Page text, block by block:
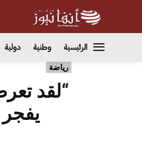
الرئيسية وطنية دولية
رياضة
“لقد